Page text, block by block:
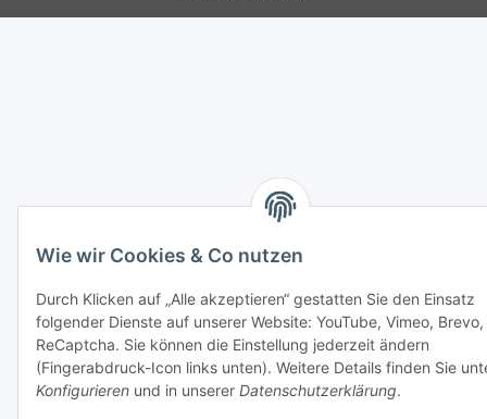
Wie wir Cookies & Co nutzen
Durch Klicken auf „Alle akzeptieren“ gestatten Sie den Einsatz
folgender Dienste auf unserer Website: YouTube, Vimeo, Brevo,
ReCaptcha. Sie können die Einstellung jederzeit ändern
(Fingerabdruck-Icon links unten). Weitere Details finden Sie
Konfigurieren und in unserer Datenschutzerklärung.